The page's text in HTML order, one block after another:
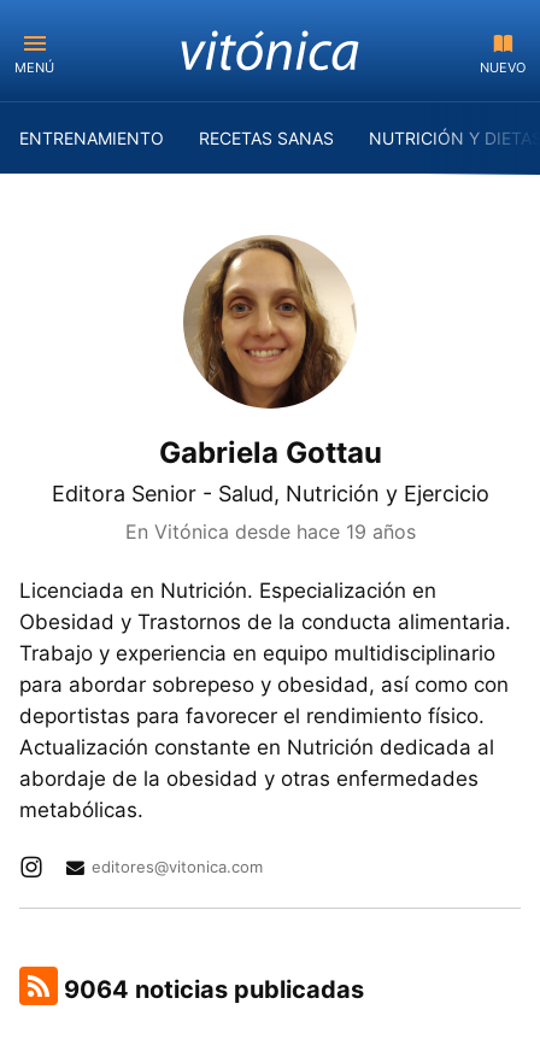
MENÚ NUEVO
ENTRENAMIENTO RECETAS SANAS NUTRICIÓN Y
Gabriela Gottau
Editora Senior - Salud, Nutrición y Ejercicio
En Vitónica desde hace 19 años
Licenciada en Nutrición. Especialización en
Obesidad y Trastornos de la conducta alimentaria.
Trabajo y experiencia en equipo multidisciplinario
para abordar sobrepeso y obesidad, así como con
deportistas para favorecer el rendimiento físico.
Actualización constante en Nutrición dedicada al
abordaje de la obesidad y otras enfermedades
metabólicas.
editores@vitonica.com
9064 noticias publicadas